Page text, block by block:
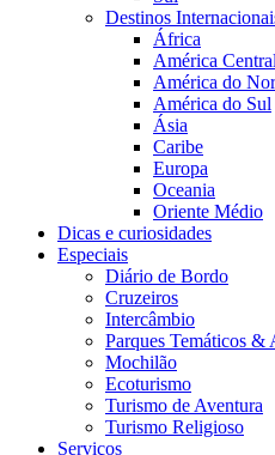
Destinos
África
América Central
América do
América do Sul
Ásia
Caribe
Europa
Oceania
Oriente Médio
Dicas e curiosidades
Especiais
Diário de Bordo
Cruzeiros
Intercâmbio
Parques Temáticos &
Mochilão
Ecoturismo
Turismo de Aventura
Turismo Religioso
Serviços